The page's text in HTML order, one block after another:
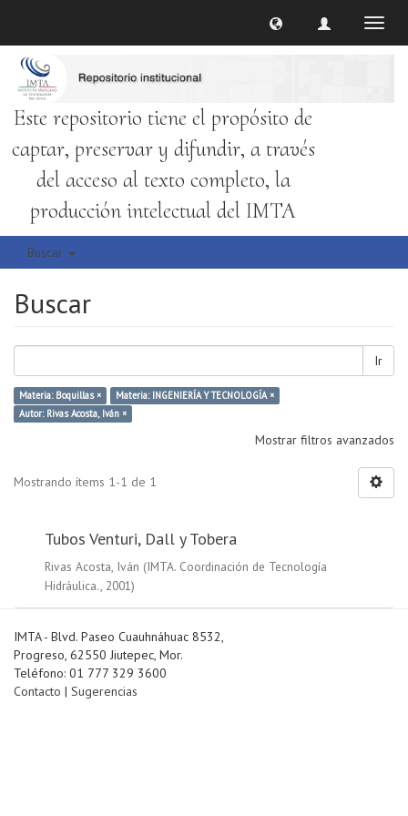
Este repositorio tiene el propósito de
captar, preservar y difundir, a través
del acceso al texto completo, la
producción intelectual del IMTA
Buscar
Buscar
Ir
Materia: Boquillas ×
Materia: INGENIERÍA Y TECNOLOGÍA ×
Autor: Rivas Acosta, Iván ×
Mostrar filtros avanzados
Mostrando ítems 1-1 de 1
Tubos Venturi, Dall y Tobera
Rivas Acosta, Iván (IMTA. Coordinación de Tecnología
Hidráulica., 2001)
IMTA - Blvd. Paseo Cuauhnáhuac 8532,
Progreso, 62550 Jiutepec, Mor.
Teléfono: 01 777 329 3600
Contacto | Sugerencias